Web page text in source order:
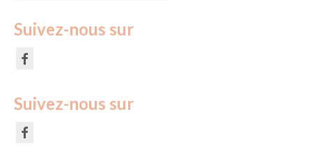
Suivez-nous sur
Suivez-nous sur